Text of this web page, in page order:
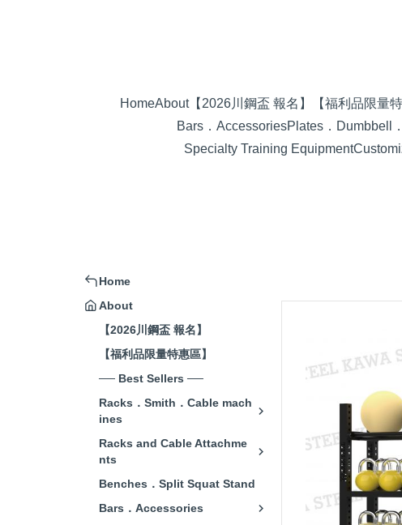
HomeAbout【2026川鋼盃 報名】 【福利品限量
Bars．AccessoriesPlates．Dumbbell
Specialty Training Equipment
Home
About
【2026川鋼盃 報名】
【福利品限量特惠區】
── Best Sellers ──
Racks．Smith．Cable mach
ines
Racks and Cable Attachme
nts
Benches．Split Squat Stand
Bars．Accessories